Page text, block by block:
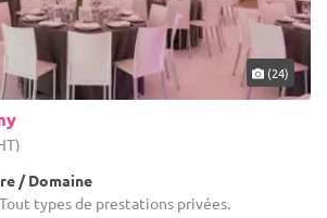
(24)
/ Domaine
types de prestations privées.